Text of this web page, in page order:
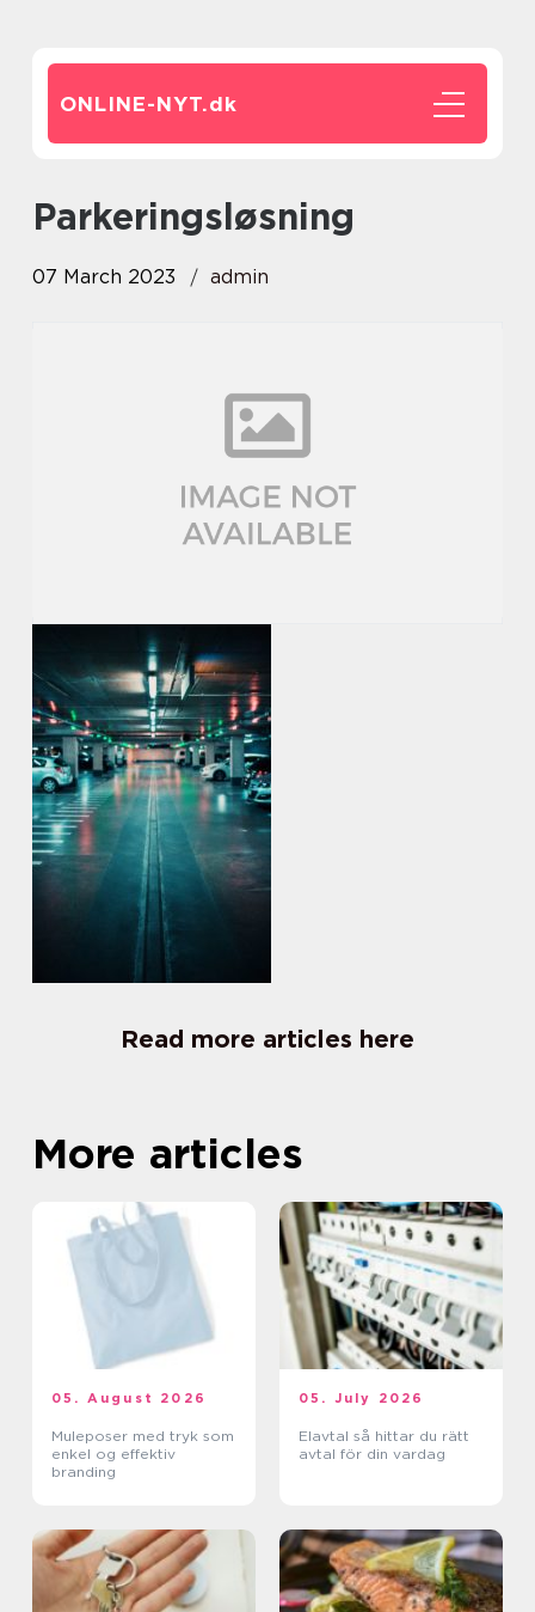
ONLINE-NYT.dk
Parkeringsløsning
07 March 2023 admin
Read more articles here
More articles
05. August 2026
Muleposer med tryk som
enkel og effektiv
branding
05. July 2026
Elavtal så hittar du rätt
avtal för din vardag